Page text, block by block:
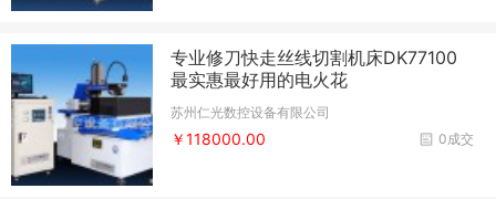
专业修刀快走丝线切割机床DK77100
最实惠最好用的电火花
苏州仁光数控设备有限公司
0成交
￥118000.00